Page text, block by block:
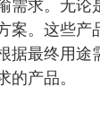
需求。无
案。这些
据最终用
产品。